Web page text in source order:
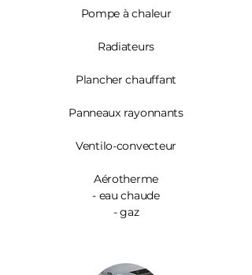
Pompe à chaleur
Radiateurs
Plancher chauffant
Panneaux rayonnants
Ventilo-convecteur
Aérotherme
- eau chaude
- gaz